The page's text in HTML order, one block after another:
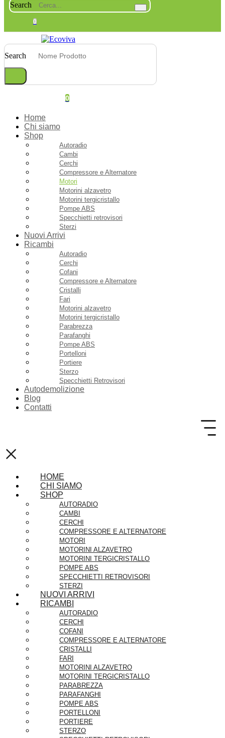
Search
0
Search
0
Home
Chi siamo
Shop
Autoradio
Cambi
Cerchi
Compressore e Alternatore
Motori
Motorini alzavetro
Motorini tergicristallo
Pompe ABS
Specchietti retrovisori
Sterzi
Nuovi Arrivi
Ricambi
Autoradio
Cerchi
Cofani
Compressore e Alternatore
Cristalli
Fari
Motorini alzavetro
Motorini tergicristallo
Parabrezza
Parafanghi
Pompe ABS
Portelloni
Portiere
Sterzo
Specchietti Retrovisori
Autodemolizione
Blog
Contatti
×
HOME
CHI SIAMO
SHOP
AUTORADIO
CAMBI
CERCHI
COMPRESSORE E ALTERNATORE
MOTORI
MOTORINI ALZAVETRO
MOTORINI TERGICRISTALLO
POMPE ABS
SPECCHIETTI RETROVISORI
STERZI
NUOVI ARRIVI
RICAMBI
AUTORADIO
CERCHI
COFANI
COMPRESSORE E ALTERNATORE
CRISTALLI
FARI
MOTORINI ALZAVETRO
MOTORINI TERGICRISTALLO
PARABREZZA
PARAFANGHI
POMPE ABS
PORTELLONI
PORTIERE
STERZO